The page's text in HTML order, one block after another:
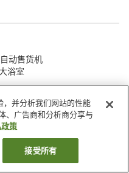
自动售货机
浴室
割烹旅馆 枡形庄（新潟县）
，并分析我们网站的性能
、广告商和分析商分享与
政策
接受所有